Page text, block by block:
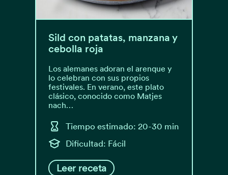
Sild con patatas, manzana y
cebolla roja
Los alemanes adoran el arenque y
lo celebran con sus propios
festivales. En verano, este plato
clásico, conocido como Matjes
nach…
Tiempo estimado: 20-30 min
Dificultad: Fácil
Leer receta